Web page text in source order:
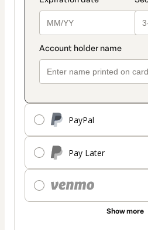
PayPal
Pay Later
Show more